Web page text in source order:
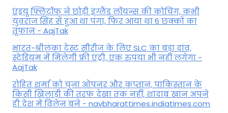
एंड्रयू फ्लिंटॉफ ने छोड़ी इंग्लैंड लॉयन्स की कोच‍िंग, कभी
युवराज सिंह से हुआ था पंगा, फ‍िर आया था 6 छक्कों का
तूफान - AajTak
भारत-श्रीलंका टेस्ट सीरीज के लिए SLC का बड़ा दांव,
स्टेडियम में मिलेगी फ्री एंट्री, एक रुपया भी नहीं लगेगा -
AajTak
रोहित शर्मा को चुना ओपनर और कप्तान, पाकिस्तान के
किसी खिलाड़ी की तरफ देखा तक नहीं, शादाब खान अपने
ही देश में विलेन बने - navbharattimes.indiatimes.com